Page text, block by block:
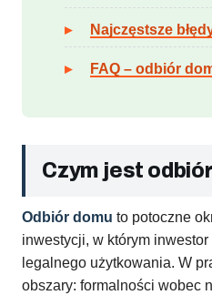
Najczęstsze
FAQ – odbiór
Czym jest
Odbiór domu to potoczne
inwestycji, w którym
legalnego użytkowania. W
obszary: formalności wobec